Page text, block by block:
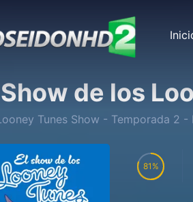
de los
Tunes Show - Temporada 2 -
81